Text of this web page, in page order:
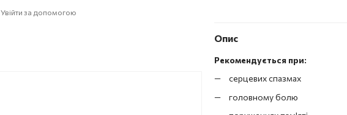
Увійти за допомогою
Опис
Рекомендується при:
серцевих спазмах
головному болю